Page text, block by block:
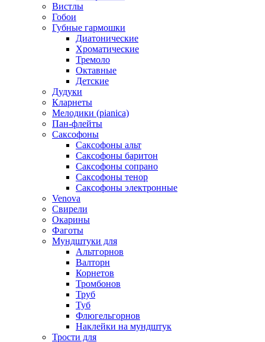
Вистлы
Гобои
Губные гармошки
Диатонические
Хроматические
Тремоло
Октавные
Детские
Дудуки
Кларнеты
Мелодики (pianica)
Пан-флейты
Саксофоны
Саксофоны альт
Саксофоны баритон
Саксофоны сопрано
Саксофоны тенор
Саксофоны электронные
Venova
Свирели
Окарины
Фаготы
Мундштуки для
Альтгорнов
Валторн
Корнетов
Тромбонов
Труб
Туб
Флюгельгорнов
Наклейки на мундштук
Трости для